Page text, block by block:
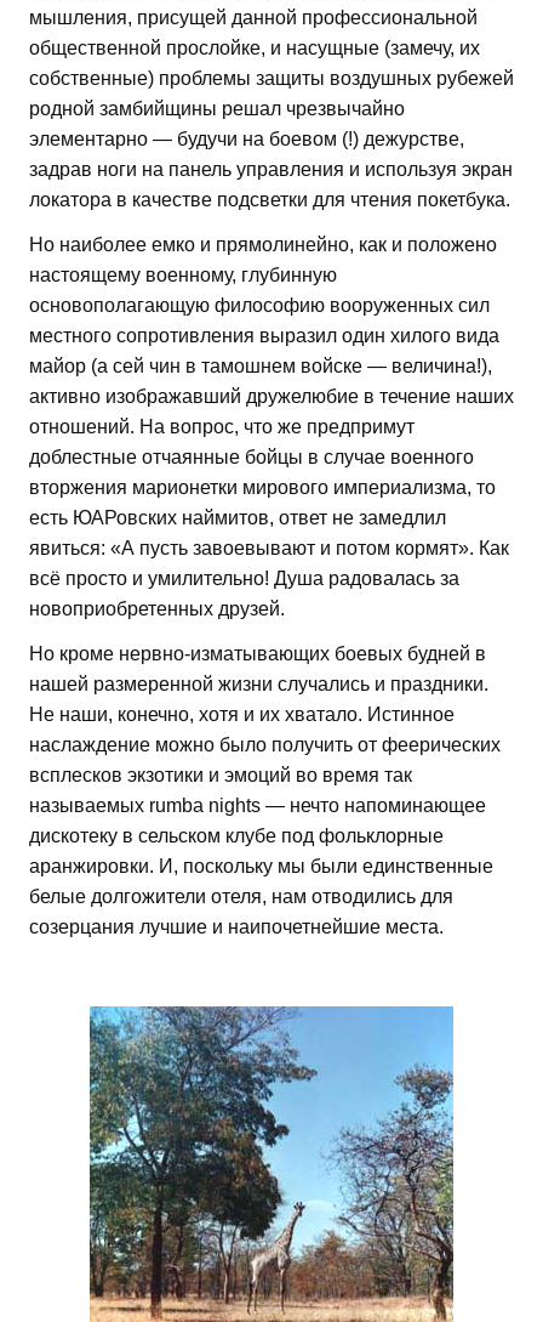
мышления, присущей данной профессиональной
общественной прослойке, и насущные (замечу, их
собственные) проблемы защиты воздушных рубежей
родной замбийщины решал чрезвычайно
элементарно — будучи на боевом (!) дежурстве,
задрав ноги на панель управления и используя экран
локатора в качестве подсветки для чтения покетбука.
Но наиболее емко и прямолинейно, как и положено
настоящему военному, глубинную
основополагающую философию вооруженных сил
местного сопротивления выразил один хилого вида
майор (а сей чин в тамошнем войске — величина!),
активно изображавший дружелюбие в течение наших
отношений. На вопрос, что же предпримут
доблестные отчаянные бойцы в случае военного
вторжения марионетки мирового империализма, то
есть ЮАРовских наймитов, ответ не замедлил
явиться: «А пусть завоевывают и потом кормят». Как
всё просто и умилительно! Душа радовалась за
новоприобретенных друзей.
Но кроме нервно-изматывающих боевых будней в
нашей размеренной жизни случались и праздники.
Не наши, конечно, хотя и их хватало. Истинное
наслаждение можно было получить от феерических
всплесков экзотики и эмоций во время так
называемых rumba nights — нечто напоминающее
дискотеку в сельском клубе под фольклорные
аранжировки. И, поскольку мы были единственные
белые долгожители отеля, нам отводились для
созерцания лучшие и наипочетнейшие места.